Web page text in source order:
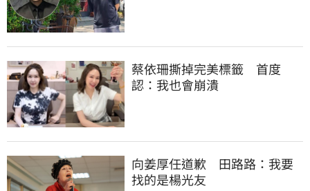
蔡依珊撕掉完美標籤　首度
認：我也會崩潰
向姜厚任道歉　田路路：我要
找的是楊光友